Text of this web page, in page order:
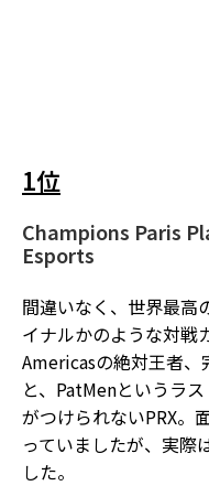
1位
Champions Paris
Esports
間違いなく、世界最高
イナルかのような対戦
Americasの絶対王者
と、PatMenというラ
がつけられないPRX。
っていましたが、実際
した。